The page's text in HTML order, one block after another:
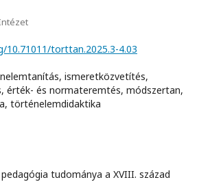
10.71011/torttan.2025.3-4.03
ismeretközvetítés,
érték- és normateremtés, módszertan,
történelemdidaktika
tudománya a XVIII. század